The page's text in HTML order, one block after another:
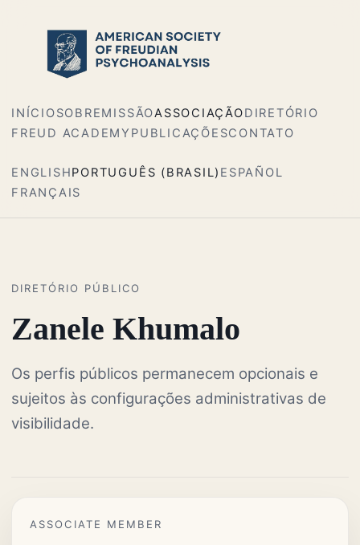
INÍCIOSOBREMISSÃOASSOCIAÇÃODIRETÓRIO
FREUD ACADEMY PUBLICAÇÕESCONTATO
ENGLISHPORTUGUÊS (BRASIL) ESPAÑOL
FRANÇAIS
DIRETÓRIO PÚBLICO
Zanele Khumalo
Os perfis públicos permanecem opcionais e
sujeitos às configurações administrativas de
visibilidade.
ASSOCIATE MEMBER